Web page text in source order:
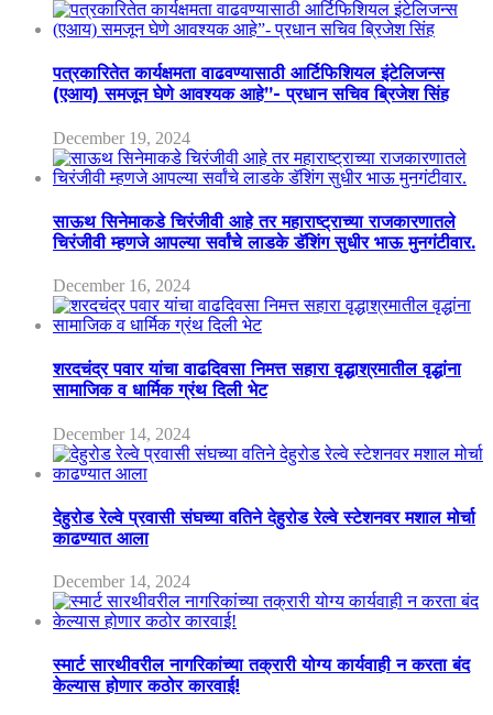
पत्रकारितेत कार्यक्षमता वाढवण्यासाठी आर्टिफिशियल इंटेलिजन्स
(एआय) समजून घेणे आवश्यक आहे”- प्रधान सचिव ब्रिजेश सिंह
December 19, 2024
साऊथ सिनेमाकडे चिरंजीवी आहे तर महाराष्ट्राच्या राजकारणातले
चिरंजीवी म्हणजे आपल्या सर्वांचे लाडके डॅशिंग सुधीर भाऊ मुनगंटीवार.
December 16, 2024
शरदचंद्र पवार यांचा वाढदिवसा निमत्त सहारा वृद्धाश्रमातील वृद्धांना
सामाजिक व धार्मिक ग्रंथ दिली भेट
December 14, 2024
देहुरोड रेल्वे प्रवासी संघच्या वतिने देहुरोड रेल्वे स्टेशनवर मशाल मोर्चा
काढण्यात आला
December 14, 2024
स्मार्ट सारथीवरील नागरिकांच्या तक्रारी योग्य कार्यवाही न करता बंद
केल्यास होणार कठोर कारवाई!